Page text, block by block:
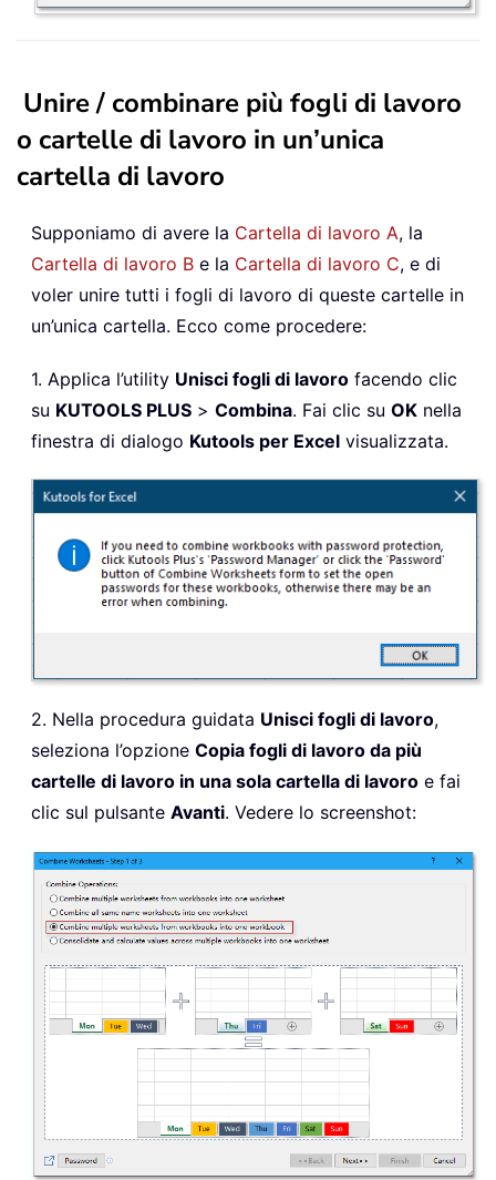
Unire / combinare più fogli di lavoro
o cartelle di lavoro in un’unica
cartella di lavoro
Supponiamo di avere la Cartella di lavoro A, la
Cartella di lavoro B e la Cartella di lavoro C, e di
voler unire tutti i fogli di lavoro di queste cartelle in
un’unica cartella. Ecco come procedere:
1. Applica l’utility Unisci fogli di lavoro facendo clic
su KUTOOLS PLUS > Combina. Fai clic su OK nella
finestra di dialogo Kutools per Excel visualizzata.
2. Nella procedura guidata Unisci fogli di lavoro,
seleziona l’opzione Copia fogli di lavoro da più
cartelle di lavoro in una sola cartella di lavoro e fai
clic sul pulsante Avanti. Vedere lo screenshot: